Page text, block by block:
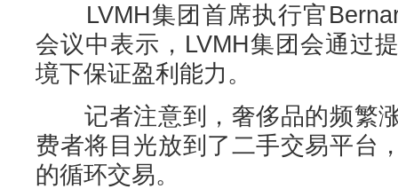
LVMH集团首席执行官
会议中表示，LVMH集团会通过
境下保证盈利能力。
记者注意到，奢侈品的频繁
费者将目光放到了二手交易平台
的循环交易。